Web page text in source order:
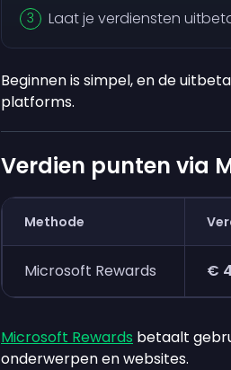
Laat je verdiensten
Beginnen is simpel, en de
platforms.
Verdien punten via
Methode
Microsoft Rewards €
Microsoft Rewards betaalt
onderwerpen en websites.